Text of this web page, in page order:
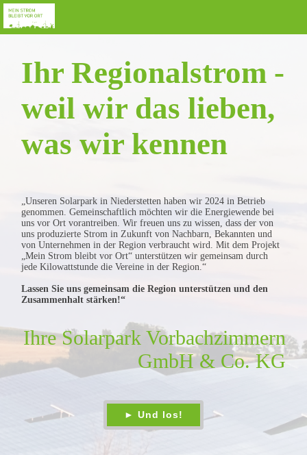
Ihr Regionalstrom -
weil wir das lieben,
was wir kennen
„Unseren Solarpark in Niederstetten haben wir 2024 in Betrieb
genommen. Gemeinschaftlich möchten wir die Energiewende bei
uns vor Ort vorantreiben. Wir freuen uns zu wissen, dass der von
uns produzierte Strom in Zukunft von Nachbarn, Bekannten und
von Unternehmen in der Region verbraucht wird. Mit dem Projekt
„Mein Strom bleibt vor Ort“ unterstützen wir gemeinsam durch
jede Kilowattstunde die Vereine in der Region.“
Lassen Sie uns gemeinsam die Region unterstützen und den
Zusammenhalt stärken!“
Ihre Solarpark Vorbachzimmern
GmbH & Co. KG